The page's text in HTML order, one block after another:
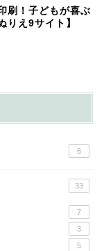
刷！子どもが喜ぶ
りえ9サイト】
6
33
7
3
5